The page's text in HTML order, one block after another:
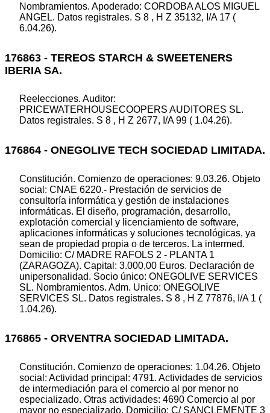
Nombramientos. Apoderado: CORDOBA ALOS MIGUEL
ANGEL. Datos registrales. S 8 , H Z 35132, I/A 17 (
6.04.26).
176863 - TEREOS STARCH & SWEETENERS
IBERIA SA.
Reelecciones. Auditor:
PRICEWATERHOUSECOOPERS AUDITORES SL.
Datos registrales. S 8 , H Z 2677, I/A 99 ( 1.04.26).
176864 - ONEGOLIVE TECH SOCIEDAD LIMITADA.
Constitución. Comienzo de operaciones: 9.03.26. Objeto
social: CNAE 6220.- Prestación de servicios de
consultoría informática y gestión de instalaciones
informáticas. El diseño, programación, desarrollo,
explotación comercial y licenciamiento de software,
aplicaciones informáticas y soluciones tecnológicas, ya
sean de propiedad propia o de terceros. La intermed.
Domicilio: C/ MADRE RAFOLS 2 - PLANTA 1
(ZARAGOZA). Capital: 3.000,00 Euros. Declaración de
unipersonalidad. Socio único: ONEGOLIVE SERVICES
SL. Nombramientos. Adm. Unico: ONEGOLIVE
SERVICES SL. Datos registrales. S 8 , H Z 77876, I/A 1 (
1.04.26).
176865 - ORVENTRA SOCIEDAD LIMITADA.
Constitución. Comienzo de operaciones: 1.04.26. Objeto
social: Actividad principal: 4791. Actividades de servicios
de intermediación para el comercio al por menor no
especializado. Otras actividades: 4690 Comercio al por
mayor no especializado. Domicilio: C/ SANCLEMENTE 3